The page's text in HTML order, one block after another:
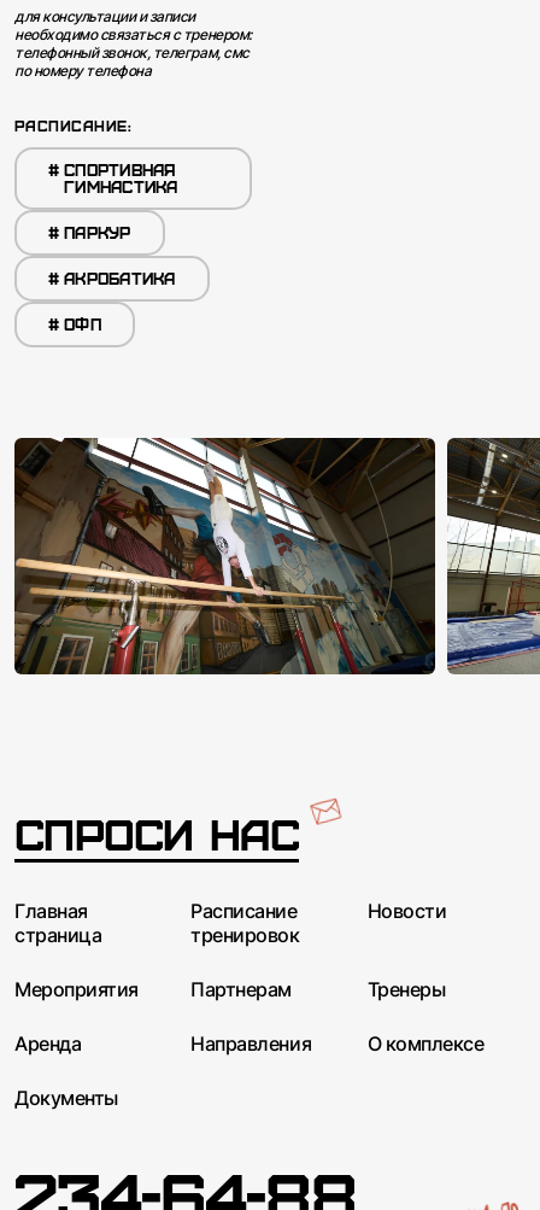
для консультации и записи
необходимо связаться с тренером:
телефонный звонок, телеграм, смс
по номеру телефона
РАСПИСАНИЕ:
# CПОРТИВНАЯ
ГИМНАСТИКА
# ПАРКУР
# АКРОБАТИКА
# ОФП
Спроси нас
Главная
Расписание